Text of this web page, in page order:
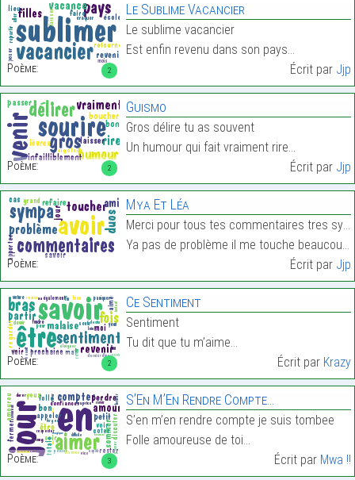
2
Poème:
Le Sublime Vacancier
Le sublime vacancier
Est enfin revenu dans son pays…
Écrit par Jjp
2
Poème:
Guismo
Gros délire tu as souvent
Un humour qui fait vraiment rire…
Écrit par Jjp
Poème:
Mya Et Léa
Merci pour tous tes commentaires tres sympa
Ya pas de problème il me touche beaucoup…
Écrit par Jjp
2
Poème:
Ce Sentiment
Sentiment
Tu dit que tu m’aime…
Écrit par Krazy
3
Poème:
S’En M’En Rendre Compte…
S’en m’en rendre compte je suis tombee
Folle amoureuse de toi…
Écrit par Mwa !!